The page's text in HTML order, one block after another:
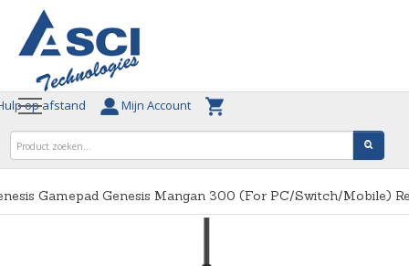
op afstand Mijn Account
Gamepad Genesis Mangan 300 (For PC/Switch/Mobile)